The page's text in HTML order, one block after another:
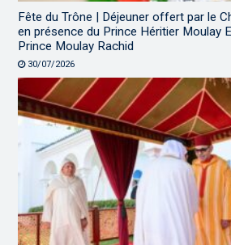
Fête du Trône | Déjeuner offert par le
en présence du Prince Héritier Moulay
Prince Moulay Rachid
30/07/2026